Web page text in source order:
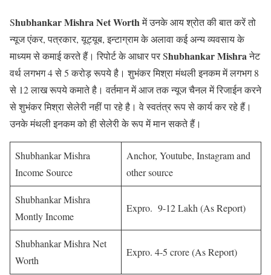
Shubhankar Mishra Net Worthमें उनके आय श्रोत की बात करें तो
न्यूज एंकर, पत्रकार, यूट्यूब, इन्टाग्राम के अलावा कई अन्य व्यवसाय के
माध्यम से कमाई करते हैं। रिपोर्ट के आधार पर Shubhankar Mishraनेट
वर्थ लगभग 4 से 5 करोड़ रूपये है। शुभंकर मिश्रा मंथली इनकम में लगभग 8
से 12 लाख रूपये कमाते है। वर्तमान में आज तक न्यूज चैनल में रिजाईन करने
से शुभंकर मिश्रा सेलेरी नहीं पा रहे है। वे स्वतंत्र रूप से कार्य कर रहे हैं।
उनके मंथली इनकम को ही सेलेरी के रूप में मान सकते हैं।
Shubhankar Mishra
Income Source
Anchor, Youtube, Instagram and
other source
Shubhankar Mishra
Montly Income
Expro. 9-12 Lakh (As Report)
Shubhankar Mishra Net
Worth
Expro. 4-5 crore (As Report)